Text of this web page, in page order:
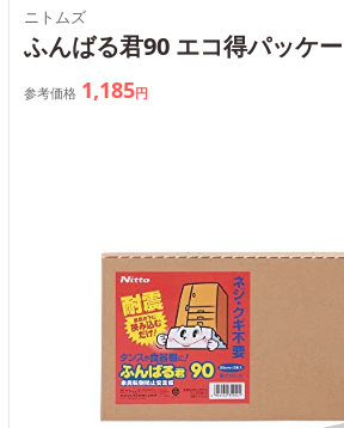
ニトムズ
ふんばる君90 エコ得パッケ
参考価格 1,185円